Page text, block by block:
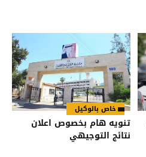
خاص بالوكيل
تنويه هام بخصوص اعلان
نتائج التوجيهي